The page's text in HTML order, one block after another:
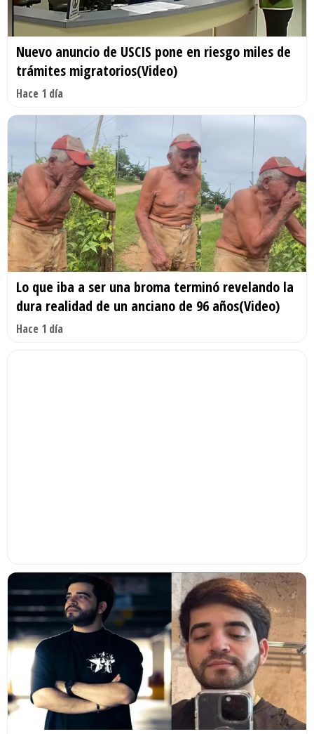
Nuevo anuncio de USCIS pone en riesgo miles de
trámites migratorios(Video)
Hace 1 día
Lo que iba a ser una broma terminó revelando la
dura realidad de un anciano de 96 años(Video)
Hace 1 día